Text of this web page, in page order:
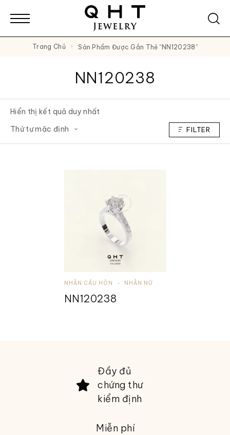
Trang Chủ Sản Phẩm Được Gắn Thẻ “NN120238”
NN120238
Hiển thị kết quả duy nhất
FILTER
NHẪN CẦU HÔN NHẪN NỮ
NN120238
Đầy đủ
chứng thư
kiểm định
Miễn phí